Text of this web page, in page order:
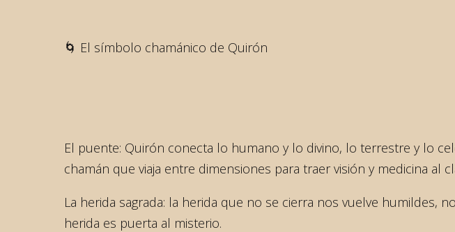
🌀 El símbolo chamánico de Quirón
El puente: Quirón conecta lo humano y lo divino, lo terrestre y lo
chamán que viaja entre dimensiones para traer visión y medicina al
La herida sagrada: la herida que no se cierra nos vuelve
herida es puerta al misterio.